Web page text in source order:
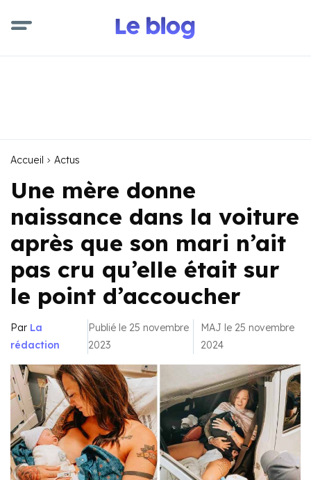
Accueil Actus
Une mère donne
naissance dans la voiture
après que son mari n’ait
pas cru qu’elle était sur
le point d’accoucher
Par La
rédaction
Publié le 25 novembre
2023
MAJ le 25 novembre
2024